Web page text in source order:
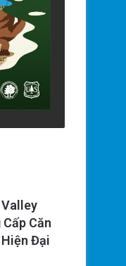
Căn
Đại